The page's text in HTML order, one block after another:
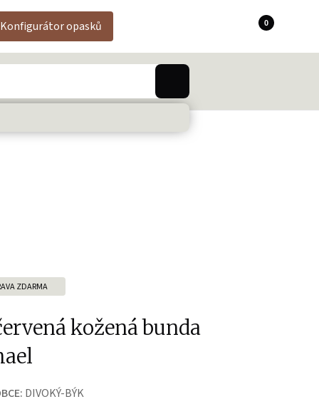
Konfigurátor opasků 0
ZDARMA
kožená bunda
DIVOKÝ-BÝK